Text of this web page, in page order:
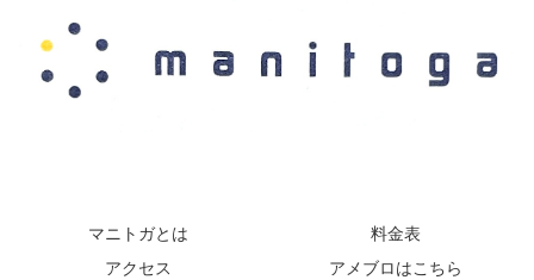
マニトガとは
料金表
アクセス
アメブロはこちら